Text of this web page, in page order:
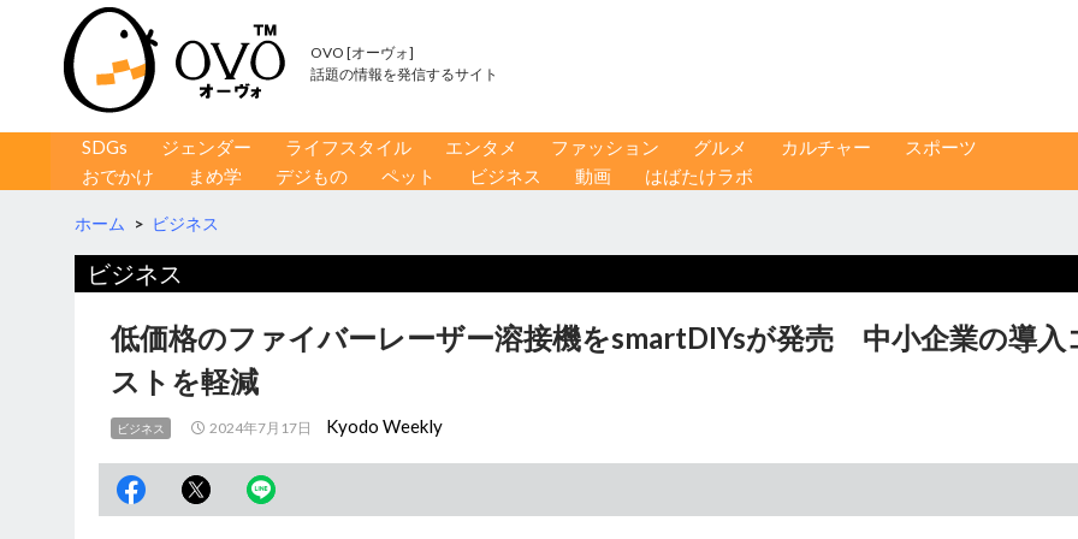
OVO [オーヴォ]
話題の情報を発信するサイト
コンテンツへ移動
SDGs ジェンダー ライフスタイル エンタメ ファッション グルメ カルチャー
スポーツ
おでかけ
まめ学 デジもの ペット ビジネス 動画 はばたけラボ
ホーム > ビジネス
ビジネス
低価格のファイバーレーザー溶接機をsmartDIYsが発売 中小企業の導入
ストを軽減
ビジネス 2024年7月17日 Kyodo Weekly